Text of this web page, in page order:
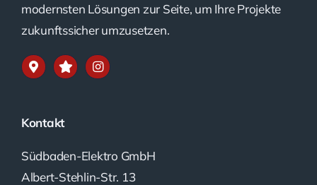
modernsten Lösungen zur Seite, um Ihre Projekte
zukunftssicher umzusetzen.
Kontakt
Südbaden-Elektro GmbH
Albert-Stehlin-Str. 13